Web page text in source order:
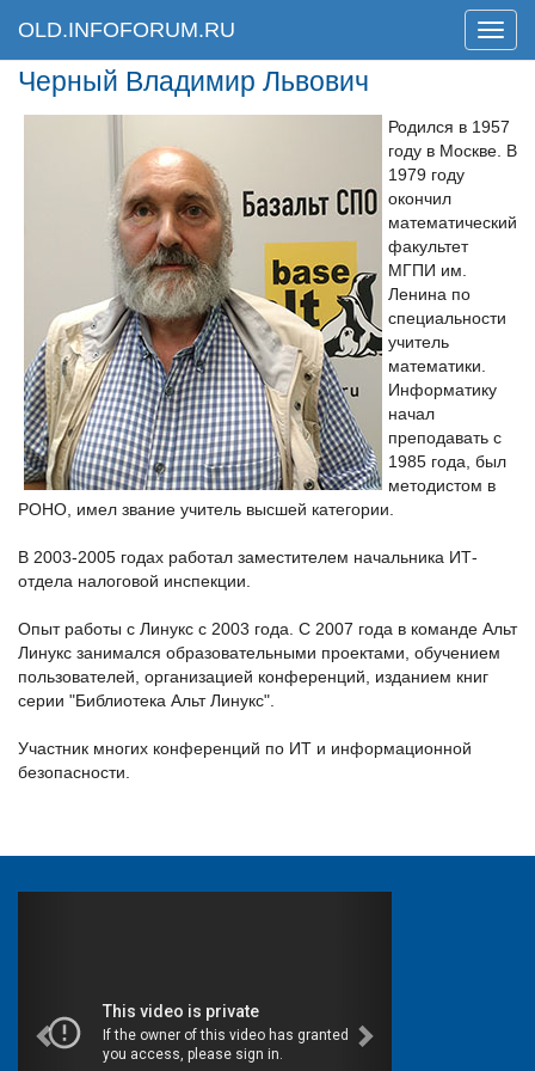
Меню
OLD.INFOFORUM.RU
Черный Владимир Львович
Родился в 1957
году в Москве. В
1979 году
окончил
математический
факультет
МГПИ им.
Ленина по
специальности
учитель
математики.
Информатику
начал
преподавать с
1985 года, был
методистом в
РОНО, имел звание учитель высшей категории.
В 2003-2005 годах работал заместителем начальника ИТ-
отдела налоговой инспекции.
Опыт работы с Линукс с 2003 года. С 2007 года в команде Альт
Линукс занимался образовательными проектами, обучением
пользователей, организацией конференций, изданием книг
серии "Библиотека Альт Линукс".
Участник многих конференций по ИТ и информационной
безопасности.